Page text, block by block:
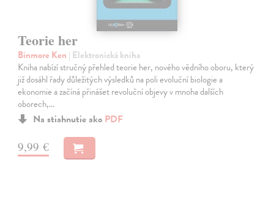
Teorie her
Binmore Ken | Elektronická kniha
Kniha nabízí stručný přehled teorie her, nového vědního oboru, který
již dosáhl řady důležitých výsledků na poli evoluční biologie a
ekonomie a začíná přinášet revoluční objevy v mnoha dalších
oborech,…
Na stiahnutie ako PDF
9,99 €